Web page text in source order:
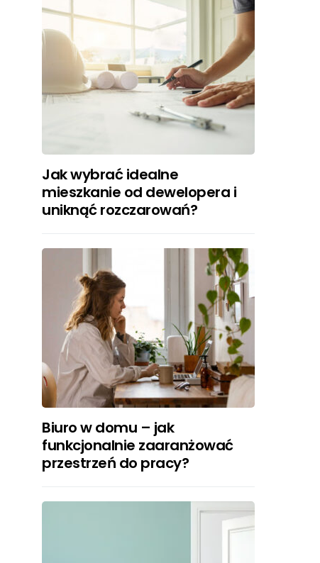
Jak wybrać idealne
mieszkanie od dewelopera i
uniknąć rozczarowań?
Biuro w domu – jak
funkcjonalnie zaaranżować
przestrzeń do pracy?